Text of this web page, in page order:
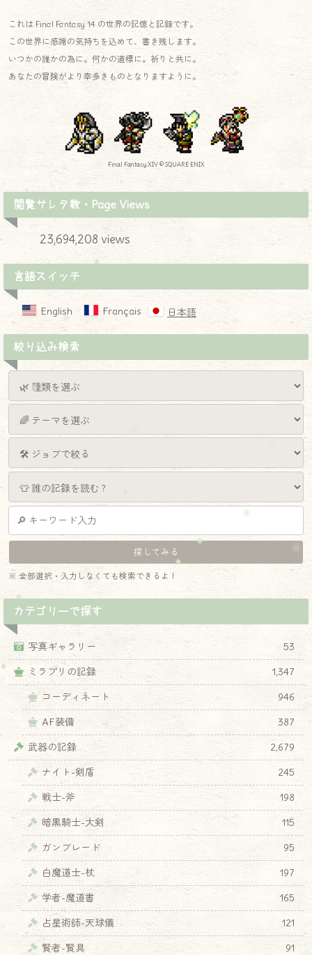
これは Final Fantasy 14 の世界の記憶と記録です。
この世界に感謝の気持ちを込めて、書き残します。
いつかの誰かの為に。何かの道標に。祈りと共に。
あなたの冒険がより幸多きものとなりますように。
Final Fantasy XIV © SQUARE ENIX
閲覧サレタ数・Page Views
23,694,208 views
言語スイッチ
English Français 日本語
絞り込み検索
※ 全部選択・入力しなくても検索できるよ！
カテゴリーで探す
写真ギャラリー
53
ミラプリの記録
1,347
コーディネート
946
AF装備
387
武器の記録
2,679
ナイト-剣盾
245
戦士-斧
198
暗黒騎士-大剣
115
ガンブレード
95
白魔道士-杖
197
学者-魔道書
165
占星術師-天球儀
121
賢者-賢具
91